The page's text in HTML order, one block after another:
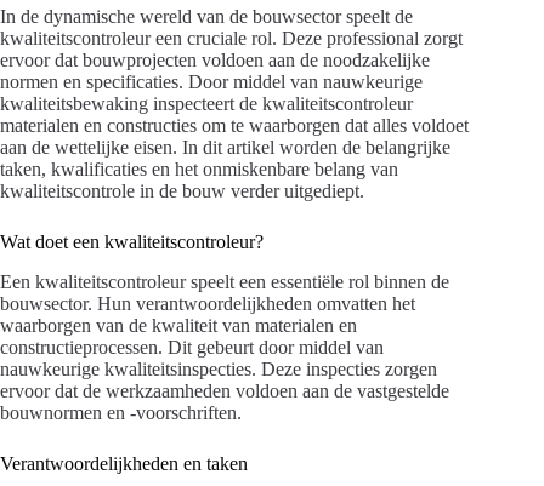
In de dynamische wereld van de bouwsector speelt de
kwaliteitscontroleur een cruciale rol. Deze professional zorgt
ervoor dat bouwprojecten voldoen aan de noodzakelijke
normen en specificaties. Door middel van nauwkeurige
kwaliteitsbewaking inspecteert de kwaliteitscontroleur
materialen en constructies om te waarborgen dat alles voldoet
aan de wettelijke eisen. In dit artikel worden de belangrijke
taken, kwalificaties en het onmiskenbare belang van
kwaliteitscontrole in de bouw verder uitgediept.
Wat doet een kwaliteitscontroleur?
Een kwaliteitscontroleur speelt een essentiële rol binnen de
bouwsector. Hun verantwoordelijkheden omvatten het
waarborgen van de kwaliteit van materialen en
constructieprocessen. Dit gebeurt door middel van
nauwkeurige kwaliteitsinspecties. Deze inspecties zorgen
ervoor dat de werkzaamheden voldoen aan de vastgestelde
bouwnormen en -voorschriften.
Verantwoordelijkheden en taken